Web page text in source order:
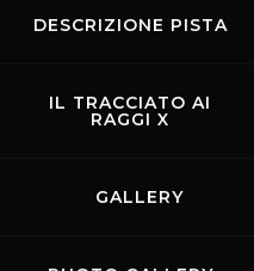
DESCRIZIONE PISTA
IL TRACCIATO AI
RAGGI X
GALLERY
Codice di
2026 Mugello
0558499111- All Rights